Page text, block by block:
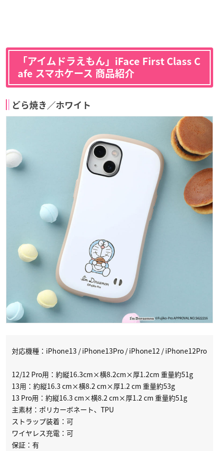
「アイムドラえもん」iFace First Class C
afe スマホケース 商品紹介
どら焼き／ホワイト
対応機種：iPhone13 / iPhone13Pro / iPhone12 / iPhone12Pro
12/12 Pro用：約縦16.3cm×横8.2cm×厚1.2cm 重量約51g
13用：約縦16.3 cm×横8.2 cm×厚1.2 cm 重量約53g
13 Pro用：約縦16.3 cm×横8.2 cm×厚1.2 cm 重量約51g
主素材：ポリカーボネート、TPU
ストラップ装着：可
ワイヤレス充電：可
保証：有